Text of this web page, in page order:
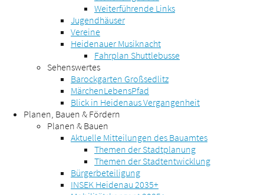
Weiterführende Links
Jugendhäuser
Vereine
Heidenauer Musiknacht
Fahrplan Shuttlebusse
Sehenswertes
Barockgarten Großsedlitz
MärchenLebensPfad
Blick in Heidenaus Vergangenheit
Planen, Bauen & Fördern
Planen & Bauen
Aktuelle Mitteilungen des Bauamtes
Themen der Stadtplanung
Themen der Stadtentwicklung
Bürgerbeteiligung
INSEK Heidenau 2035+